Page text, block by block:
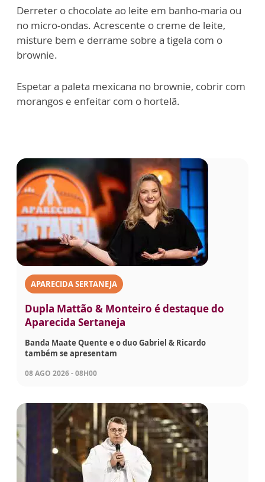
Derreter o chocolate ao leite em banho-maria ou
no micro-ondas. Acrescente o creme de leite,
misture bem e derrame sobre a tigela com o
brownie.
Espetar a paleta mexicana no brownie, cobrir com
morangos e enfeitar com o hortelã.
APARECIDA SERTANEJA
Dupla Mattão & Monteiro é destaque do
Aparecida Sertaneja
Banda Maate Quente e o duo Gabriel & Ricardo
também se apresentam
08 AGO 2026 - 08H00